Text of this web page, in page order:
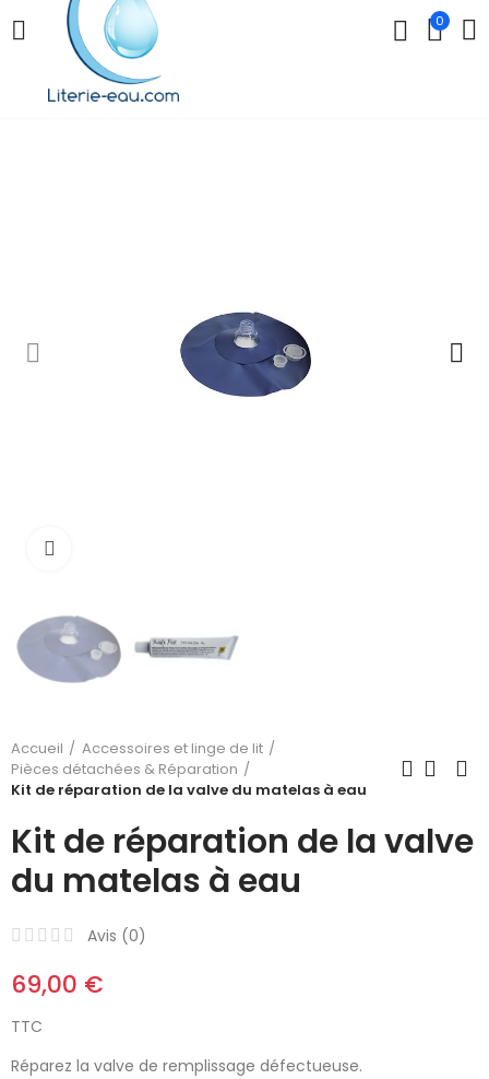
0
Accueil
Accessoires et linge de lit
Pièces détachées & Réparation
Kit de réparation de la valve du matelas à eau
Kit de réparation de la valve
du matelas à eau
Avis (0)
69,00 €
TTC
Réparez la valve de remplissage défectueuse.